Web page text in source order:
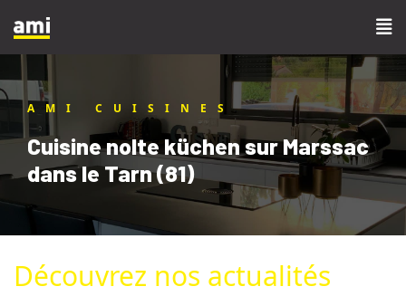
AMI CUISINES
Cuisine nolte küchen sur Marssac
dans le Tarn (81)
Découvrez nos actualités